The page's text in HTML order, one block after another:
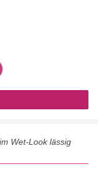
Wet-Look lässig